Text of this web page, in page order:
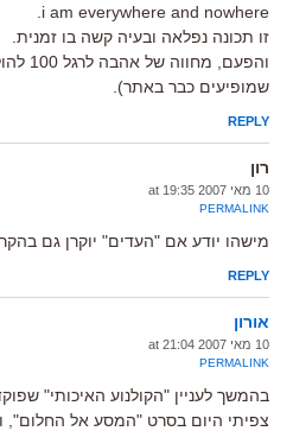
i am everywhere and nowhere.
זו תכונה נפלאה ובעיה קשה בו זמנית.
שמופיעים כבר באתר).
REPLY
רון
10 מאי 2007 at 19:35
PERMALINK
מישהו יודע אם "העדים" יוקרן גם
REPLY
אורון
10 מאי 2007 at 21:04
PERMALINK
בהמשך לעניין "הקולנוע האיכותי"
צפיתי היום בסרט "המסע אל החלום",